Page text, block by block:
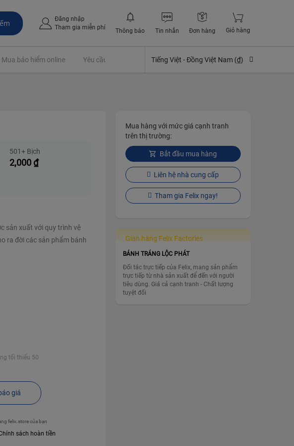
Đăng nhập
Tham gia miễn phí
Thông báo Tin nhắn Đơn hàng Giỏ hàng
Mua bảo hiểm online Yêu cầu quyền lợi bảo hiểmTiếng Việt -Đồng Việt Nam (₫)
2,000 ₫
501+ Bịch
sản xuất với quy trình vệ
ra đời các sản phẩm bánh
tối thiểu 50
giá
felix.store của bạn
sách hoàn tiền
Mua hàng với mức giá cạnh tranh
trên thị trường:
Bắt đầu mua hàng
Liên hệ nhà cung cấp
Tham gia Felix ngay!
Gian hàng Felix Factories
BÁNH TRÁNG LỘC PHÁT
Đối tác trực tiếp của Felix, mang sản phẩm
trực tiếp từ nhà sản xuất để đến với người
tiêu dùng. Giá cả cạnh tranh - Chất lượng
tuyệt đối